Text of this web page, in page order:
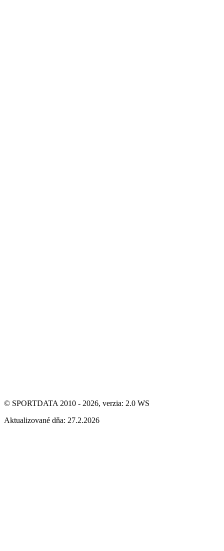
© SPORTDATA 2010 - 2026, verzia: 2.0 WS
Aktualizované dňa: 27.2.2026